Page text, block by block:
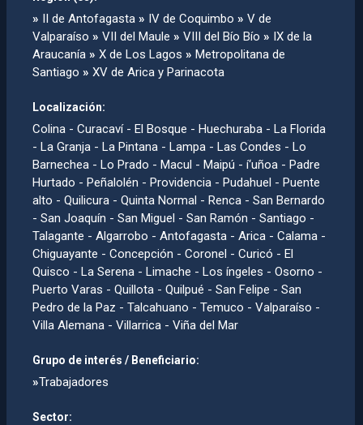
» II de Antofagasta » IV de Coquimbo » V de
Valparaíso » VII del Maule » VIII del Bío Bío » IX de la
Araucanía » X de Los Lagos » Metropolitana de
Santiago » XV de Arica y Parinacota
Localización:
Colina - Curacaví­ - El Bosque - Huechuraba - La Florida
- La Granja - La Pintana - Lampa - Las Condes - Lo
Barnechea - Lo Prado - Macul - Maipú - í‘uñoa - Padre
Hurtado - Peñalolén - Providencia - Pudahuel - Puente
alto - Quilicura - Quinta Normal - Renca - San Bernardo
- San Joaquí­n - San Miguel - San Ramón - Santiago -
Talagante - Algarrobo - Antofagasta - Arica - Calama -
Chiguayante - Concepción - Coronel - Curicó - El
Quisco - La Serena - Limache - Los íngeles - Osorno -
Puerto Varas - Quillota - Quilpué - San Felipe - San
Pedro de la Paz - Talcahuano - Temuco - Valparaí­so -
Villa Alemana - Villarrica - Viña del Mar
Grupo de interés / Beneficiario:
»Trabajadores
Sector: